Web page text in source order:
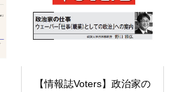
【情報誌Voters】政治家の